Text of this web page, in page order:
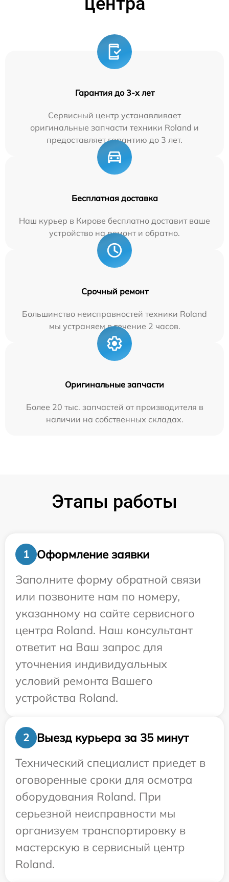
Гарантия до 3-х лет
Сервисный центр устанавливает
оригинальные запчасти техники Roland и
предоставляет гарантию до 3 лет.
Бесплатная доставка
Наш курьер в Кирове бесплатно доставит ваше
устройство на ремонт и обратно.
Срочный ремонт
Большинство неисправностей техники Roland
мы устраняем в течение 2 часов.
Оригинальные запчасти
Более 20 тыс. запчастей от производителя в
наличии на собственных складах.
Этапы работы
1
Оформление заявки
Заполните форму обратной связи
или позвоните нам по номеру,
указанному на сайте сервисного
центра Roland. Наш консультант
ответит на Ваш запрос для
уточнения индивидуальных
условий ремонта Вашего
устройства Roland.
2
Выезд курьера за 35 минут
Технический специалист приедет в
оговоренные сроки для осмотра
оборудования Roland. При
серьезной неисправности мы
организуем транспортировку в
мастерскую в сервисный центр
Roland.